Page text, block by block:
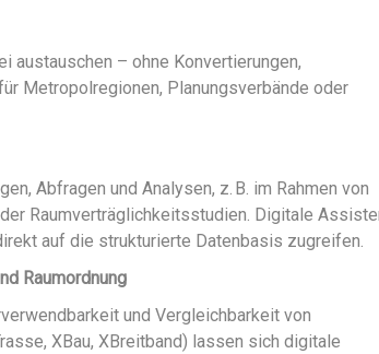
austauschen – ohne Konvertierungen,
Metropolregionen, Planungsverbände oder
Abfragen und Analysen, z. B. im Rahmen von
Raumverträglichkeitsstudien. Digitale
auf die strukturierte Datenbasis zugreifen.
Raumordnung
und Vergleichbarkeit von
XBau, XBreitband) lassen sich digitale